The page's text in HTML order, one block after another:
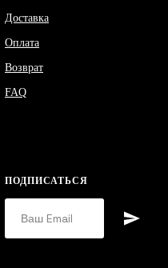
Доставка
Оплата
Возврат
FAQ
ПОДПИСАТЬСЯ